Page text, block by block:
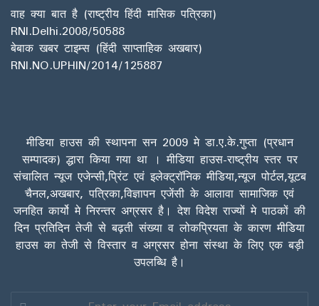
वाह क्या बात है (राष्ट्रीय हिंदी मासिक पत्रिका)
RNI.Delhi.2008/50588
बेबाक खबर टाइम्स (हिंदी साप्ताहिक अखबार)
RNI.NO.UPHIN/2014/125887
मीडिया हाउस की स्थापना सन 2009 मे डा.ए.के.गुप्ता (प्रधान
सम्पादक) द्धारा किया गया था । मीडिया हाउस-राष्ट्रीय स्तर पर
संचालित न्यूज एजेन्सी,प्रिंट एवं इलेक्ट्रॉनिक मीडिया,न्यूज पोर्टल,यूटब
चैनल,अखबार, पत्रिका,विज्ञापन एजेंसी के आलावा सामाजिक एवं
जनहित कार्यो मे निरन्तर अग्रसर है। देश विदेश राज्यों मे पाठकों की
दिन प्रतिदिन तेजी से बढ़ती संख्या व लोकप्रियता के कारण मीडिया
हाउस का तेजी से विस्तार व अग्रसर होना संस्था के लिए एक बड़ी
उपलब्धि है।
Enter